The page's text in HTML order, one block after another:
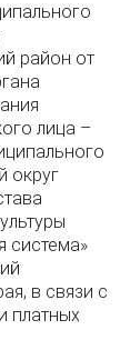
район от
лица –
округ
система»
в связи с
платных